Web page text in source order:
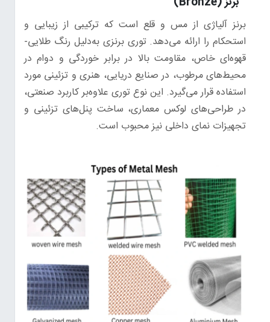
برنز آلیاژی از مس و قلع است که ترکیبی از زیبایی و
استحکام را ارائه می‌دهد. توری برنزی به‌دلیل رنگ طلایی‌-
قهوه‌ای خاص، مقاومت بالا در برابر خوردگی و دوام در
محیط‌های مرطوب، در صنایع دریایی، هنری و تزئینی مورد
استفاده قرار می‌گیرد. این نوع توری علاوه‌بر کاربرد صنعتی،
در طراحی‌های لوکس معماری، ساخت پنل‌های تزئینی و
تجهیزات نمای داخلی نیز محبوب است.